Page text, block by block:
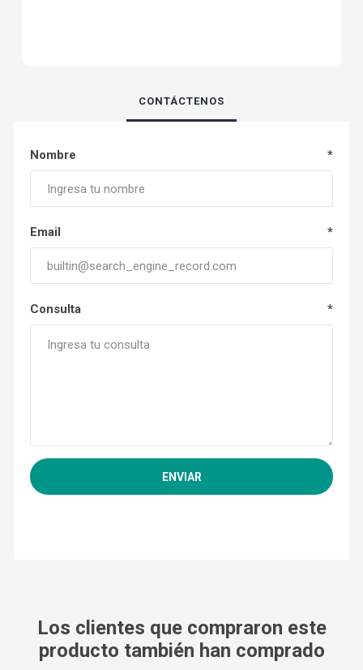
CONTÁCTENOS
Nombre *
Email *
Consulta *
Los clientes que compraron este
producto también han comprado